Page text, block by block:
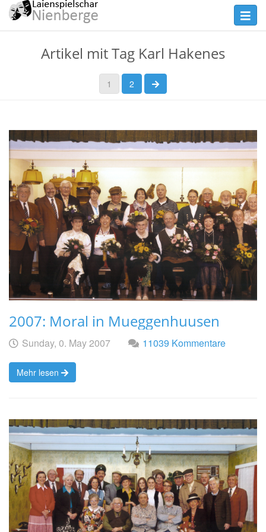
Skip
to
Theater
Nienberge
Artikel mit Tag Karl Hakenes
1 2 nächste Seite
2007: Moral in Mueggenhuusen
Geschrieben
am Sunday, 0. May 2007 11039 Kommentare
Mehr lesen